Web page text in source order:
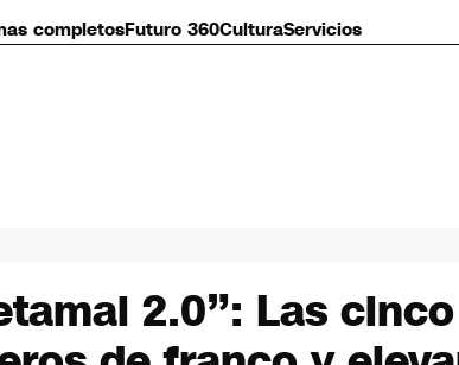
completosFuturo 360CulturaServicios
2.0”: Las